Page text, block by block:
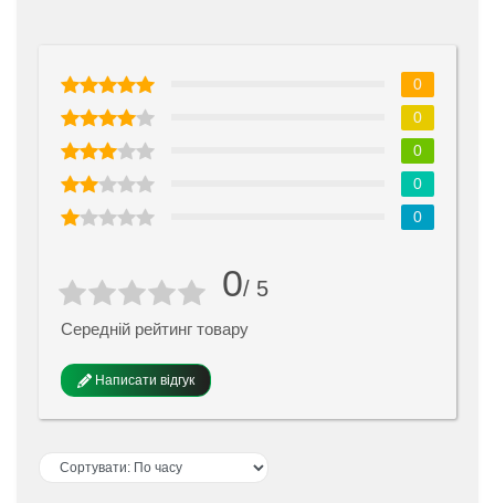
0/ 5
Середній рейтинг товару
Написати відгук
0
0
0
0
0